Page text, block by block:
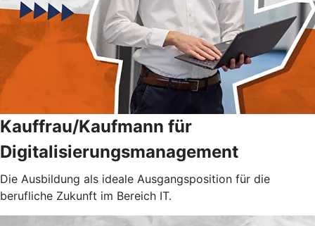
Kauffrau/Kaufmann für
Digitalisierungsmanagement
Die Ausbildung als ideale Ausgangsposition für die
berufliche Zukunft im Bereich IT.